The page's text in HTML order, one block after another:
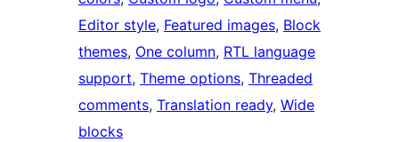
Editor style, Featured images, Block
themes, One column, RTL language
support, Theme options, Threaded
comments, Translation ready, Wide
blocks